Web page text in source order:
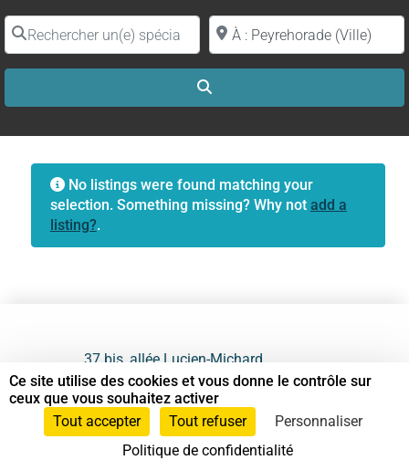
Rechercher un(e) spécialiste par nomProche de (ville ou région)
No listings were found matching your
selection. Something missing? Why not add a
listing?.
37 bis, allée Lucien-Michard
93190 Livry-Gargan
06 61 87 28 09
Ce site utilise des cookies et vous donne le contrôle sur
ceux que vous souhaitez activer
Tout accepter
Tout refuser
Personnaliser
Politique de confidentialité